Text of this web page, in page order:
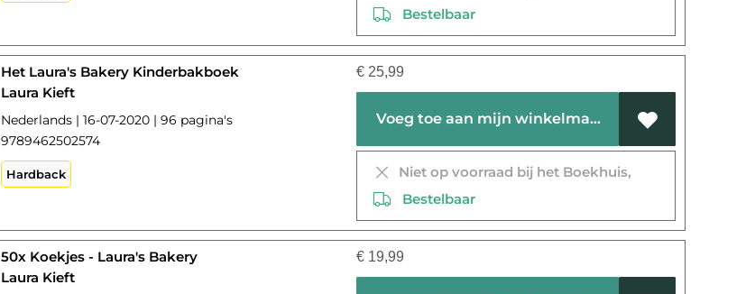
Bestelbaar
Het Laura's Bakery Kinderbakboek
Laura Kieft
Nederlands | 16-07-2020 | 96 pagina's
9789462502574
Hardback
€ 25,99
Voeg toe aan mijn winkelmandje
Niet op voorraad bij het Boekhuis,
Bestelbaar
50x Koekjes - Laura's Bakery
Laura Kieft
€ 19,99